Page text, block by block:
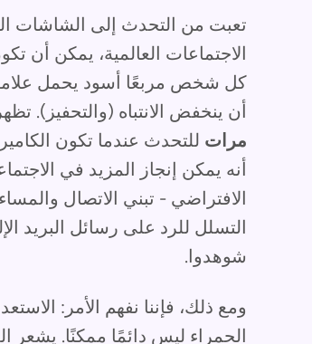
تعبت من التحدث إلى الشاشات
الاجتماعات العالمية، يمكن أن
كل شخص مربعًا أسود يحمل علامة
أن ينخفض الانتباه (والتحفيز).
مرات
أنه يمكن إنجاز المزيد في
الافتراضي - تبني الاتصال
التسلل للرد على رسائل البريد
شوهدوا.
الحمراء ليس دائمًا ممكنًا. يشعر